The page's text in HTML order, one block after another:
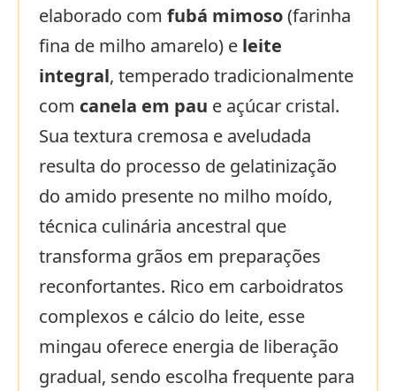
elaborado com fubá mimoso(farinha
fina de milho amarelo) e leite
integral, temperado tradicionalmente
com canela em pau e açúcar cristal.
Sua textura cremosa e aveludada
resulta do processo de gelatinização
do amido presente no milho moído,
técnica culinária ancestral que
transforma grãos em preparações
reconfortantes. Rico em carboidratos
complexos e cálcio do leite, esse
mingau oferece energia de liberação
gradual, sendo escolha frequente para